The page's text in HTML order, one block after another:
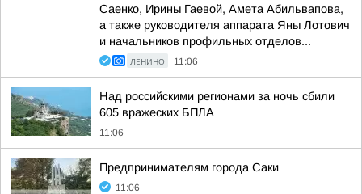
Саенко, Ирины Гаевой, Амета Абильвапова,
а также руководителя аппарата Яны Лотович
и начальников профильных отделов...
ЛЕНИНО 11:06
Над российскими регионами за ночь сбили
605 вражеских БПЛА
11:06
Предпринимателям города Саки
11:06